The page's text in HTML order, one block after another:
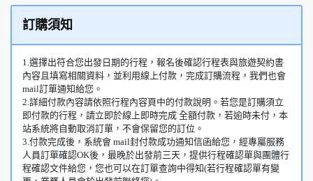
訂購須知
1.選擇出符合您出發日期的行程，報名後確認行程表與旅遊契約書
內容且填寫相關資料，並利用線上付款，完成訂購流程，我們也會
mail訂單通知給您。
2.詳細付款內容請依照行程內容頁中的付款說明。若您是訂購須立
即付款的行程，請立即於線上即時完成 全額付款，若逾時未付，本
站系統將自動取消訂單，不會保留您的訂位。
3.付款完成後，系統會 mail封付款成功通知信函給您，經專屬服務
人員訂單確認OK後，最晚於出發前三天，提供行程確認單與團體行
程確認文件給您，您也可以在訂單查詢中得知(若行程確認單有變